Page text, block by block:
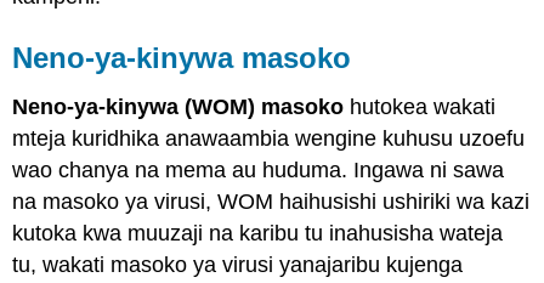
Neno-ya-kinywa masoko
Neno-ya-kinywa (WOM) masoko hutokea wakati
mteja kuridhika anawaambia wengine kuhusu uzoefu
wao chanya na mema au huduma. Ingawa ni sawa
na masoko ya virusi, WOM haihusishi ushiriki wa kazi
kutoka kwa muuzaji na karibu tu inahusisha wateja
tu, wakati masoko ya virusi yanajaribu kujenga